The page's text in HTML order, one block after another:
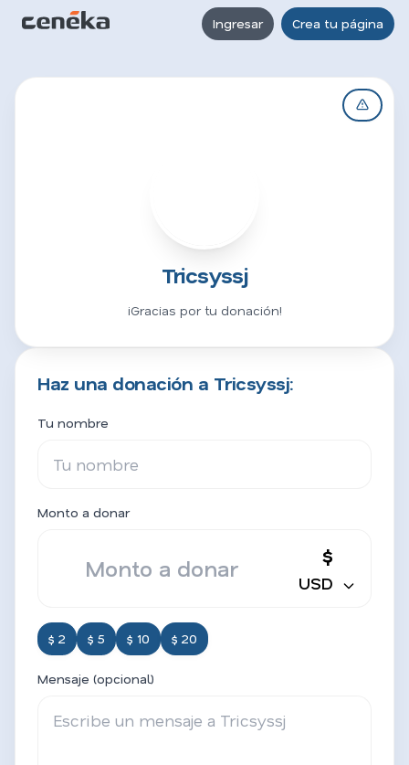
Ingresar Crea tu página
Tricsyssj
¡Gracias por tu donación!
Haz una donación a Tricsyssj:
Tu nombre
Monto a donar
$
USD
$ 2 $ 5 $ 10 $ 20
Mensaje (opcional)